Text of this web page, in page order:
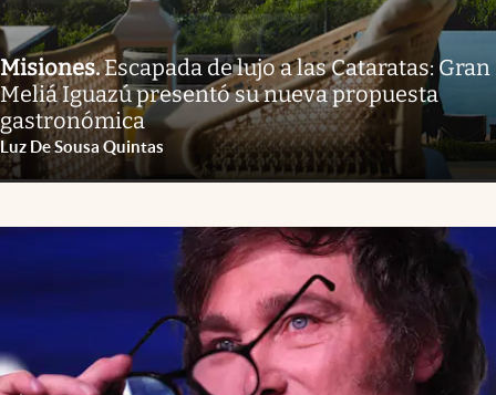
Misiones.Escapada de lujo a las Cataratas: Gran
Meliá Iguazú presentó su nueva propuesta
gastronómica
Luz De Sousa Quintas